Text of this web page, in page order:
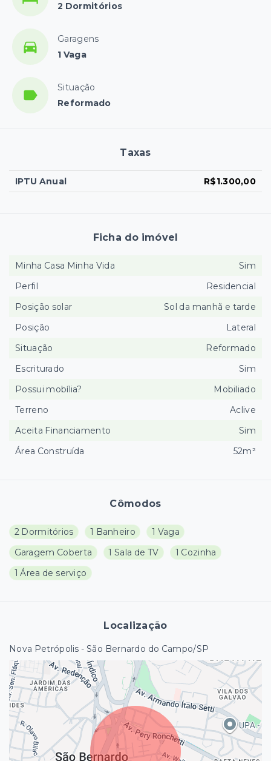
2 Dormitórios
Garagens
1 Vaga
Situação
Reformado
Cômodos
2 Dormitórios 1 Banheiro
1 Vaga
Garagem Coberta
1 Sala de TV
1 Cozinha
1 Área de serviço
Localização
Nova Petrópolis - São Bernardo do Campo/SP
Taxas
IPTU Anual R$1.300,00
Ficha do imóvel
Minha Casa Minha Vida
Sim
Perfil
Residencial
Posição solar
Sol da manhã e tarde
Posição
Lateral
Situação
Reformado
Escriturado
Sim
Possui mobília?
Mobiliado
Terreno
Aclive
Aceita Financiamento
Sim
Área Construída
52m²